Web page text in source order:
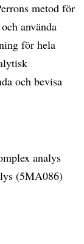
metod för
använda
för hela
och bevisa
analys
(5MA086)